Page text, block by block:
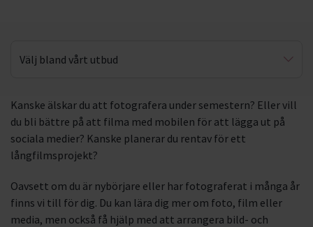
Välj bland vårt utbud
Film
Foto
Kanske älskar du att fotografera under semestern? Eller vill
du bli bättre på att filma med mobilen för att lägga ut på
sociala medier? Kanske planerar du rentav för ett
långfilmsprojekt?
Oavsett om du är nybörjare eller har fotograferat i många år
finns vi till för dig. Du kan lära dig mer om foto, film eller
media, men också få hjälp med att arrangera bild- och